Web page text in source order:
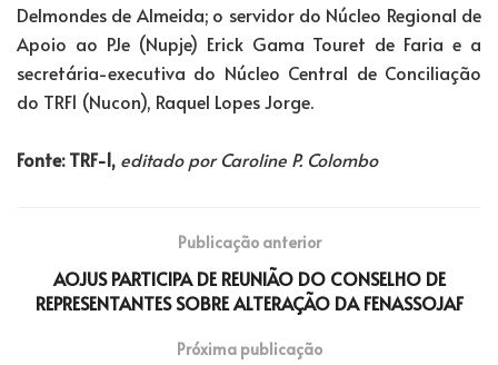
Delmondes de Almeida; o servidor do Núcleo Regional de
Apoio ao PJe (Nupje) Erick Gama Touret de Faria e a
secretária-executiva do Núcleo Central de Conciliação
do TRF1 (Nucon), Raquel Lopes Jorge.
Fonte: TRF-1, editado por Caroline P. Colombo
Publicação anterior
AOJUS PARTICIPA DE REUNIÃO DO CONSELHO DE
REPRESENTANTES SOBRE ALTERAÇÃO DA FENASSOJAF
Próxima publicação